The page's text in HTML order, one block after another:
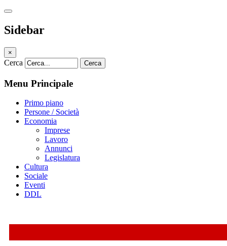
Sidebar
×
Cerca Cerca
Menu Principale
Primo piano
Persone / Società
Economia
Imprese
Lavoro
Annunci
Legislatura
Cultura
Sociale
Eventi
DDL